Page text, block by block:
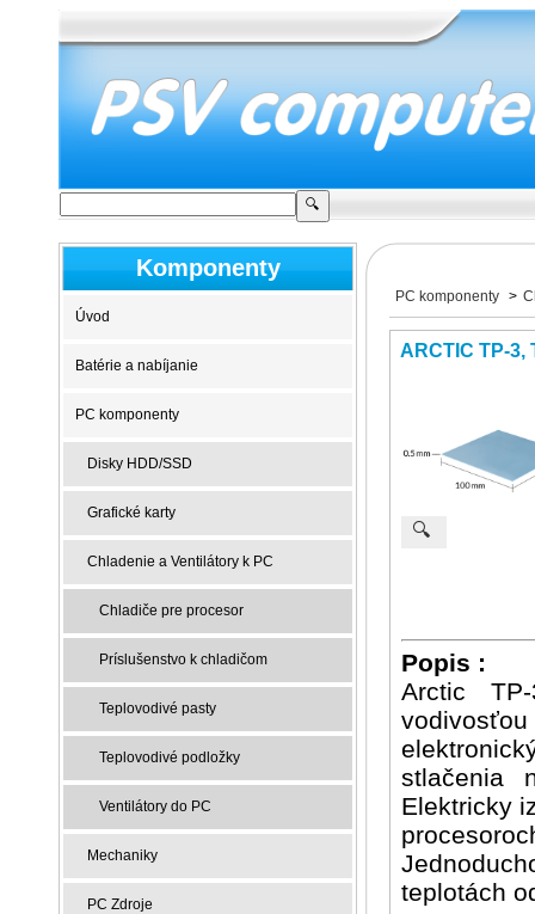
Komponenty
Úvod
Batérie a nabíjanie
PC komponenty
Disky HDD/SSD
Grafické karty
Chladenie a Ventilátory k PC
Chladiče pre procesor
Príslušenstvo k chladičom
Teplovodivé pasty
Teplovodivé podložky
Ventilátory do PC
Mechaniky
PC Zdroje
PC komponenty >
ARCTIC TP-3,
🔍
Popis :
Arctic
stlačenia
Elektricky
teplotách